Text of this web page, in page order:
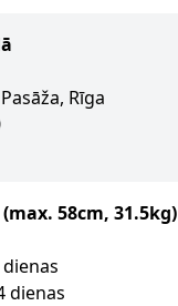
Rīga
58cm, 31.5kg)
dienas